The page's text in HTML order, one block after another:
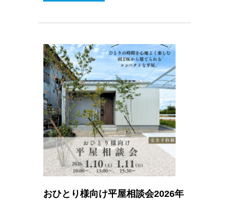
おひとり様向け平屋相談会2026年